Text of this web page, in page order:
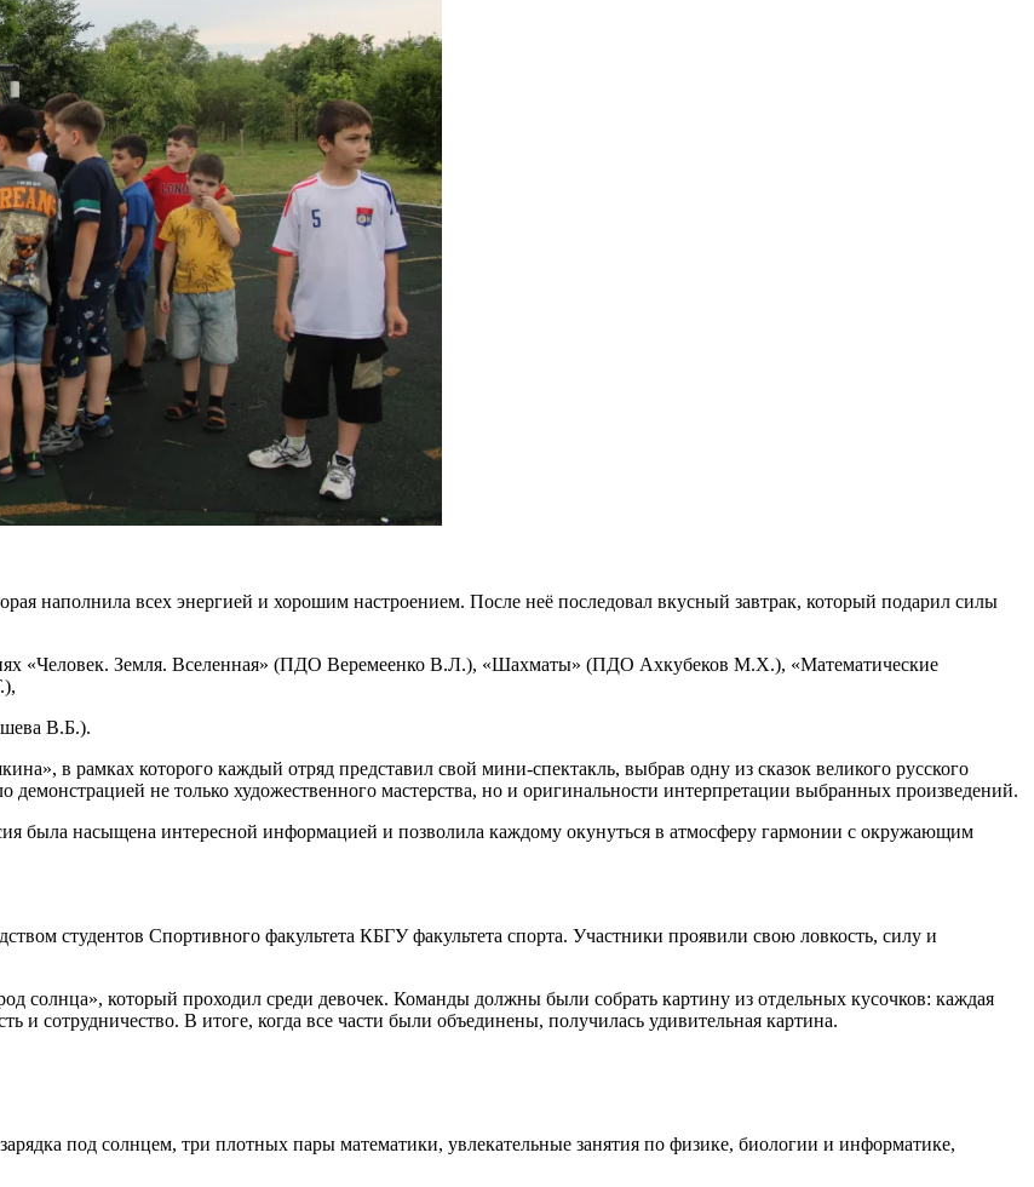
наполнила всех энергией и хорошим настроением. После неё последовал вкусный завтрак, который подарил силы
«Человек. Земля. Вселенная» (ПДО Веремеенко В.Л.), «Шахматы» (ПДО Ахкубеков М.Х.), «Математические
В.Б.).
в рамках которого каждый отряд представил свой мини-спектакль, выбрав одну из сказок великого русского
не только художественного мастерства, но и оригинальности интерпретации выбранных произведений.
была насыщена интересной информацией и позволила каждому окунуться в атмосферу гармонии с окружающим
студентов Спортивного факультета КБГУ факультета спорта. Участники проявили свою ловкость, силу и
солнца», который проходил среди девочек. Команды должны были собрать картину из отдельных кусочков: каждая
и сотрудничество. В итоге, когда все части были объединены, получилась удивительная картина.
под солнцем, три плотных пары математики, увлекательные занятия по физике, биологии и информатике,